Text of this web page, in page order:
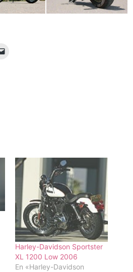
Harley-Davidson Sportster
XL 1200 Low 2006
En «Harley-Davidson